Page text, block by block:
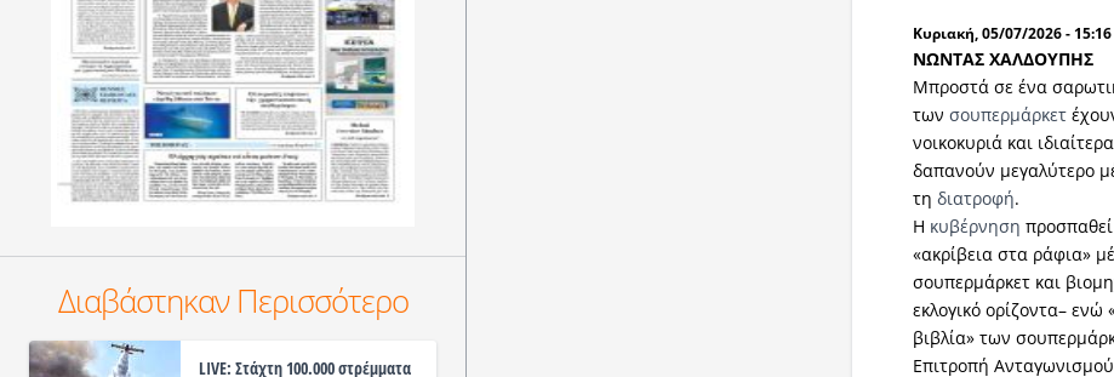
Κυριακή, 05/07/2026 - 15:16
ΝΩΝΤΑΣ ΧΑΛΔΟΥΠΗΣ
Μπροστά σε ένα
τωνσουπερμάρκετ
νοικοκυριά και
δαπανούν μεγαλύτερο
τηδιατροφή.
Η κυβέρνηση
«ακρίβεια στα ράφια»
σουπερμάρκετ και
εκλογικό ορίζοντα–
βιβλία» των
Επιτροπή
Διαβάστηκαν Περισσότερο
LIVE: Στάχτη 100.000 στρέμματα